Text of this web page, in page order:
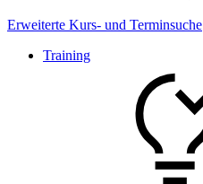
Erweiterte Kurs- und Terminsuche
Training